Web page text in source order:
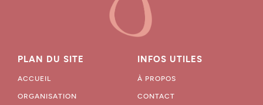
PLAN DU SITE
ACCUEIL
ORGANISATION
INFOS UTILES
À PROPOS
CONTACT